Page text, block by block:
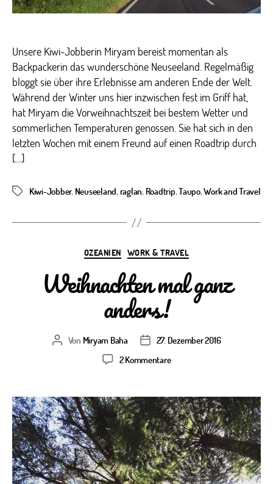
Unsere Kiwi-Jobberin Miryam bereist momentan als
Backpackerin das wunderschöne Neuseeland. Regelmäßig
bloggt sie über ihre Erlebnisse am anderen Ende der Welt.
Während der Winter uns hier inzwischen fest im Griff hat,
hat Miryam die Vorweihnachtszeit bei bestem Wetter und
sommerlichen Temperaturen genossen. Sie hat sich in den
letzten Wochen mit einem Freund auf einen Roadtrip durch
[…]
Schlagwörter
Kiwi-Jobber, Neuseeland, raglan, Roadtrip,Taupo,Work and Travel
Kategorien
OZEANIEN WORK & TRAVEL
Weihnachten mal ganz
anders!
Beitragsautor
Von Miryam Baha Veröffentlichungsdatum
27. Dezember 2016
2 Kommentarezu
ganz
anders!